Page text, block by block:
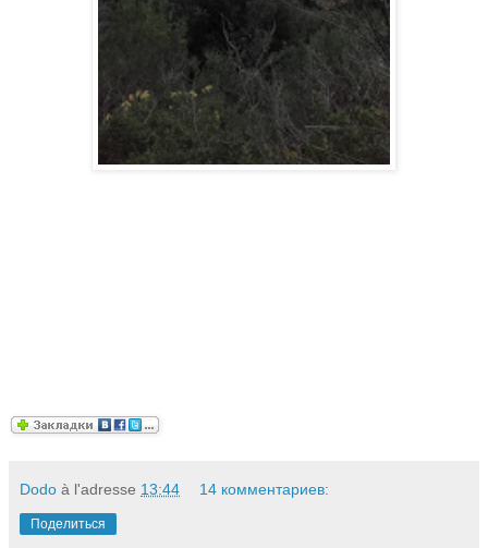
Dodo à l'adresse 13:44 14 комментариев:
Поделиться